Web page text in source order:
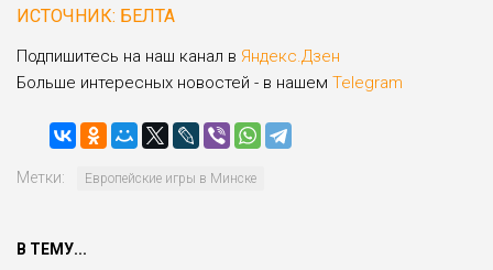
ИСТОЧНИК: БЕЛТА
Подпишитесь на наш канал в Яндекс.Дзен
Больше интересных новостей - в нашем Telegram
Метки: Европейские игры в Минске
В ТЕМУ...